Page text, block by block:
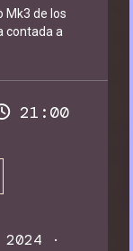
Mk3 de los
contada a
21:00
·